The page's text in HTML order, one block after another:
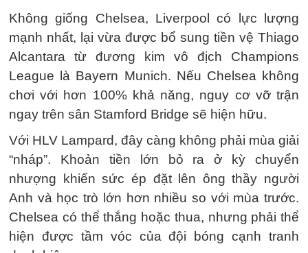
Không giống Chelsea, Liverpool có lực lượng
mạnh nhất, lại vừa được bổ sung tiền vệ Thiago
Alcantara từ đương kim vô địch Champions
League là Bayern Munich. Nếu Chelsea không
chơi với hơn 100% khả năng, nguy cơ vỡ trận
ngay trên sân Stamford Bridge sẽ hiện hữu.
Với HLV Lampard, đây càng không phải mùa giải
“nháp”. Khoản tiền lớn bỏ ra ở kỳ chuyển
nhượng khiến sức ép đặt lên ông thầy người
Anh và học trò lớn hơn nhiều so với mùa trước.
Chelsea có thể thắng hoặc thua, nhưng phải thể
hiện được tầm vóc của đội bóng cạnh tranh